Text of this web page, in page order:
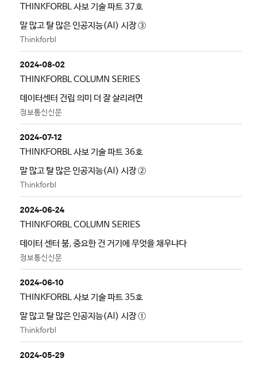
THINKFORBL 사보 기술 파트 37호
말 많고 탈 많은 인공지능(AI) 시장 ③
Thinkforbl
2024-08-02
THINKFORBL COLUMN SERIES
데이터센터 건립 의미 더 잘 살리려면
정보통신신문
2024-07-12
THINKFORBL 사보 기술 파트 36호
말 많고 탈 많은 인공지능(AI) 시장 ②
Thinkforbl
2024-06-24
THINKFORBL COLUMN SERIES
데이터 센터 붐, 중요한 건 거기에 무엇을 채우냐다
정보통신신문
2024-06-10
THINKFORBL 사보 기술 파트 35호
말 많고 탈 많은 인공지능(AI) 시장 ①
Thinkforbl
2024-05-29